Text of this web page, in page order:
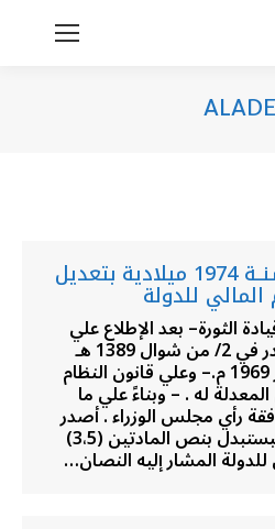
قانون رقـــم (26) لسنــة 1974 ميلادية بتعديل
للدولة
الثورة– بعد الإطلاع علي
الإعلان الدستوري الصادر في 2/ من شوال 1389 هـ
الموافق 11من ديسمبر 1969 م.– وعلي قانون النظام
المعدلة له . – وبناءً علي ما
رأي مجلس الوزراء . أصدر
القانون الآتيالمادة الأوليستبدل بنص المادتين (3،5)
المشار إليه النصان…